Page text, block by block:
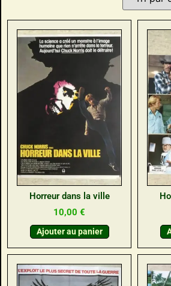
Horreur dans la ville
10,00 €
Ajouter au panier